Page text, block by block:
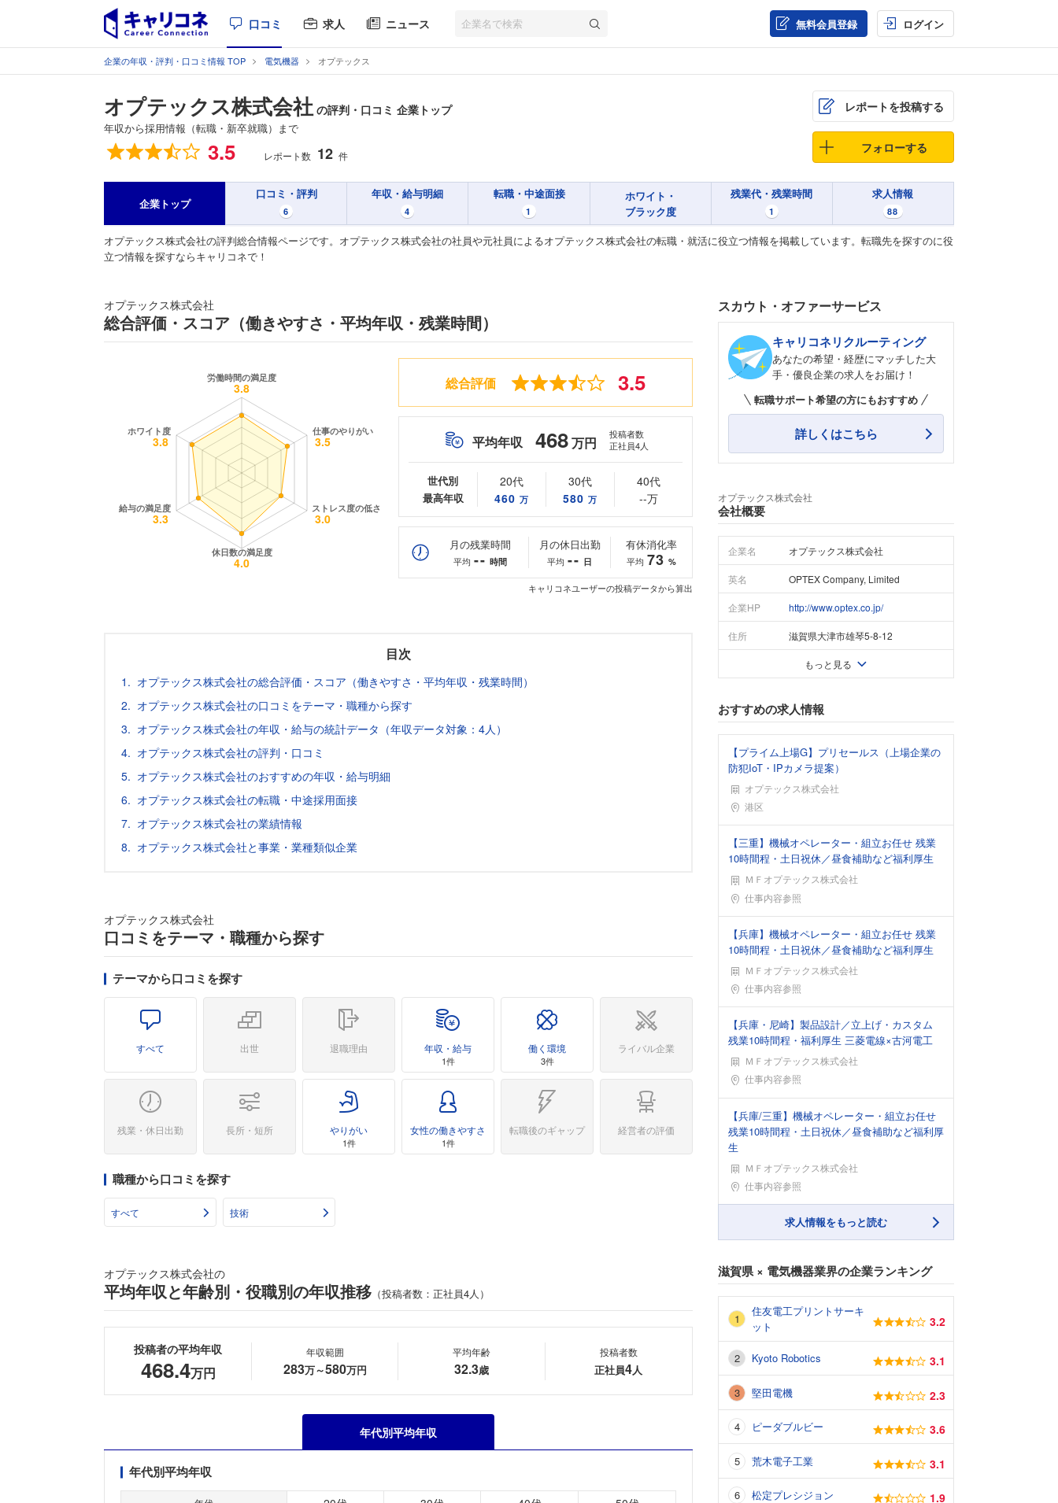
口コミ 求人 ニュース 無料会員登録 ログイン
企業の年収・評判・口コミ情報 TOP 電気機器 オプテックス
オプテックス株式会社 の評判・口コミ 企業トップ
年収から採用情報（転職・新卒就職）まで
総合評価 3.5 レポート数 12 件
レポートを投稿する
フォローする
企業トップ
口コミ・評判
6
年収・給与明細
4
転職・中途面接
1
ホワイト・
ブラック度
残業代・残業時間
1
求人情報
88
オプテックス株式会社の評判総合情報ページです。オプテックス株式会社の社員や元社員によるオプテックス株式会社の転職・就活に役立つ情報を掲載しています。転職先を探すのに役
立つ情報を探すならキャリコネで！
オプテックス株式会社
総合評価・スコア（働きやすさ・平均年収・残業時間）
総合評価 3.5
平均年収 468万円
投稿者数
正社員4人
世代別
最高年収
20代
460 万
30代
580 万
40代
--万
月の残業時間
平均 -- 時間
月の休日出勤
平均 -- 日
有休消化率
平均 73 %
キャリコネユーザーの投稿データから算出
目次
オプテックス株式会社の総合評価・スコア（働きやすさ・平均年収・残業時間）
オプテックス株式会社の口コミをテーマ・職種から探す
オプテックス株式会社の年収・給与の統計データ（年収データ対象：4人）
オプテックス株式会社の評判・口コミ
オプテックス株式会社のおすすめの年収・給与明細
オプテックス株式会社の転職・中途採用面接
オプテックス株式会社の業績情報
オプテックス株式会社と事業・業種類似企業
オプテックス株式会社
口コミをテーマ・職種から探す
テーマから口コミを探す
すべて 出世 退職理由 年収・給与
1件
働く環境
3件
ライバル企業
残業・休日出勤 長所・短所 やりがい
1件
女性の働きやすさ
1件
転職後のギャップ 経営者の評価
職種から口コミを探す
すべて 技術
オプテックス株式会社の
平均年収と年齢別・役職別の年収推移 （投稿者数：正社員4人）
投稿者の平均年収
468.4万円
年収範囲
283万～580万円
平均年齢
32.3歳
投稿者数
正社員4人
年代別平均年収
年代別平均年収
スカウト・オファーサービス
キャリコネリクルーティング
あなたの希望・経歴にマッチした大
手・優良企業の求人をお届け！
転職サポート希望の方にもおすすめ
詳しくはこちら
オプテックス株式会社
会社概要
企業名 オプテックス株式会社
英名 OPTEX Company, Limited
企業HP http://www.optex.co.jp/
住所 滋賀県大津市雄琴5-8-12
もっと見る
おすすめの求人情報
【プライム上場G】プリセールス（上場企業の
防犯IoT・IPカメラ提案）
オプテックス株式会社
勤務地
港区
【三重】機械オペレーター・組立お任せ 残業
10時間程・土日祝休／昼食補助など福利厚生
ＭＦオプテックス株式会社
勤務地仕事内容参照
【兵庫】機械オペレーター・組立お任せ 残業
10時間程・土日祝休／昼食補助など福利厚生
ＭＦオプテックス株式会社
勤務地仕事内容参照
【兵庫・尼崎】製品設計／立上げ・カスタム
残業10時間程・福利厚生 三菱電線×古河電工
ＭＦオプテックス株式会社
勤務地仕事内容参照
【兵庫/三重】機械オペレーター・組立お任せ
残業10時間程・土日祝休／昼食補助など福利厚
生
ＭＦオプテックス株式会社
勤務地仕事内容参照
求人情報をもっと読む
滋賀県× 電気機器業界の企業ランキング
住友電工プリントサーキ
ット
3.2
Kyoto Robotics 3.1
堅田電機 2.3
ピーダブルビー 3.6
荒木電子工業 3.1
松定プレシジョン 1.9